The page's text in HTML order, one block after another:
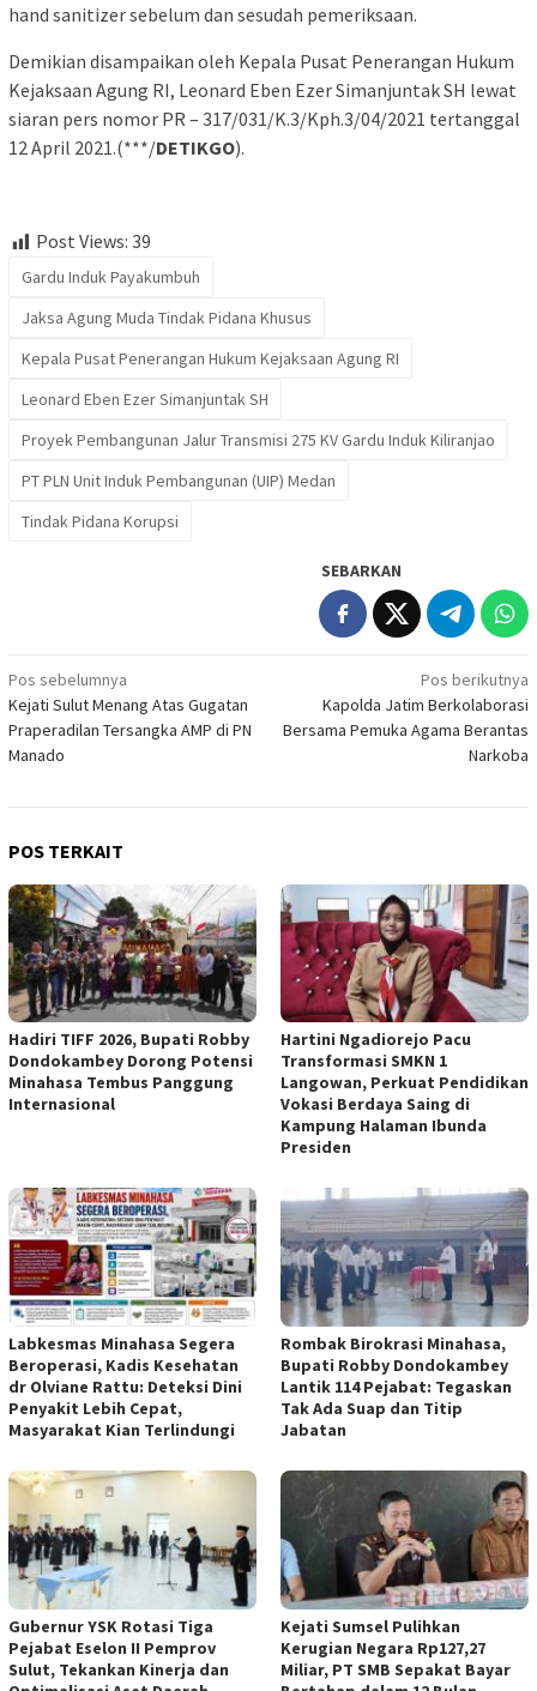
hand sanitizer sebelum dan sesudah pemeriksaan.
Demikian disampaikan oleh Kepala Pusat Penerangan Hukum
Kejaksaan Agung RI, Leonard Eben Ezer Simanjuntak SH lewat
siaran pers nomor PR – 317/031/K.3/Kph.3/04/2021 tertanggal
12 April 2021.(***/DETIKGO).
Post Views: 39
Gardu Induk Payakumbuh
Jaksa Agung Muda Tindak Pidana Khusus
Kepala Pusat Penerangan Hukum Kejaksaan Agung RI
Leonard Eben Ezer Simanjuntak SH
Proyek Pembangunan Jalur Transmisi 275 KV Gardu Induk Kiliranjao
PT PLN Unit Induk Pembangunan (UIP) Medan
Tindak Pidana Korupsi
SEBARKAN
Navigasi
pos
Pos sebelumnya
Kejati Sulut Menang Atas Gugatan
Praperadilan Tersangka AMP di PN
Manado
Pos berikutnya
Kapolda Jatim Berkolaborasi
Bersama Pemuka Agama Berantas
Narkoba
POS TERKAIT
Hadiri TIFF 2026, Bupati Robby
Dondokambey Dorong Potensi
Minahasa Tembus Panggung
Internasional
Hartini Ngadiorejo Pacu
Transformasi SMKN 1
Langowan, Perkuat Pendidikan
Vokasi Berdaya Saing di
Kampung Halaman Ibunda
Presiden
Labkesmas Minahasa Segera
Beroperasi, Kadis Kesehatan
dr Olviane Rattu: Deteksi Dini
Penyakit Lebih Cepat,
Masyarakat Kian Terlindungi
Rombak Birokrasi Minahasa,
Bupati Robby Dondokambey
Lantik 114 Pejabat: Tegaskan
Tak Ada Suap dan Titip
Jabatan
Gubernur YSK Rotasi Tiga
Pejabat Eselon II Pemprov
Sulut, Tekankan Kinerja dan
Kejati Sumsel Pulihkan
Kerugian Negara Rp127,27
Miliar, PT SMB Sepakat Bayar